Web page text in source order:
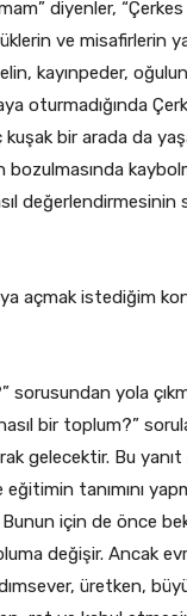
diyenler,
ve misafirlerin
kayınpeder,
oturmadığında
bir arada da
bozulmasında
açmak istediğim
sorusundan yola
bir toplum?”
gelecektir. Bu
tanımını
için de önce
değişir. Ancak
üretken,